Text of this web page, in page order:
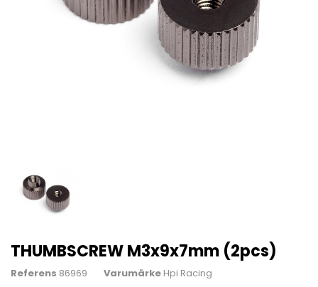
THUMBSCREW M3x9x7mm (2pcs)
Referens 86969 Varumärke Hpi Racing